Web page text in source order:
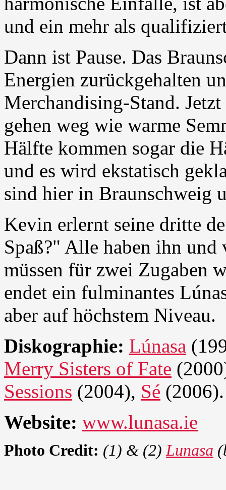
und ein mehr als
Dann ist Pause. Das
Energien zurückgehalten
Merchandising-Stand.
gehen weg wie warme
Hälfte kommen sogar die
und es wird ekstatisch
sind hier in Braunschweig
Kevin erlernt seine dritte
Spaß?" Alle haben ihn und
müssen für zwei Zugaben
endet ein fulminantes
aber auf höchstem Niveau.
Diskographie: Lúnasa
Merry Sisters of Fate
Sessions (2004), Sé (2006).
Website: www.lunasa.ie
Photo Credit: (1) & (2)Lunasa